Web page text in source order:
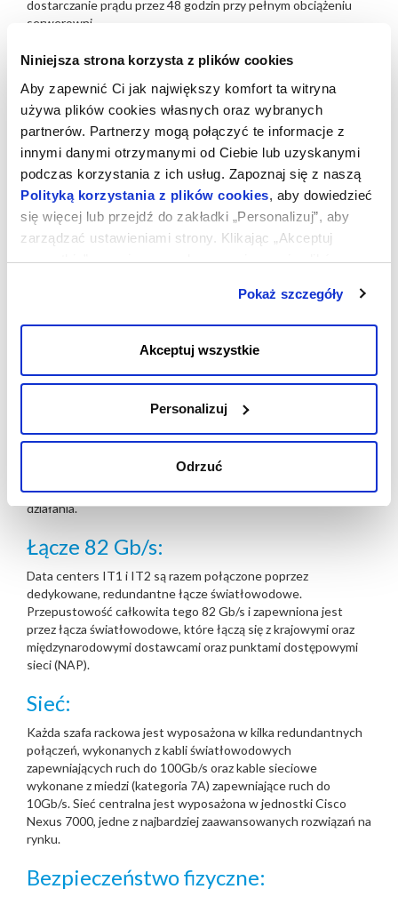
Niniejsza strona korzysta z plików cookies
Aby zapewnić Ci jak największy komfort ta witryna
używa plików cookies własnych oraz wybranych
partnerów. Partnerzy mogą połączyć te informacje z
innymi danymi otrzymanymi od Ciebie lub uzyskanymi
podczas korzystania z ich usług. Zapoznaj się z naszą
Polityką korzystania z plików cookies, aby dowiedzieć
się więcej lub przejdź do zakładki „Personalizuj”, aby
zarządzać ustawieniami strony. Klikając „Akceptuj
wszystkie”, wyrażasz zgodę na zapisywanie plików
akceptujesz przechowywanie tylko niezbędnych plików
cookies.
Pokaż szczegóły
Akceptuj wszystkie
Personalizuj
Odrzuć
dostarczanie prądu przez 48 godzin przy pełnym obciążeniu
serwerowni.
"Zielone" data center:
W trakcie projektowania data center dużą wagę przyłożyliśmy
do jego energooszczędności. Cały system klimatyzacji
serwerowni jest wyposażony w bardzo efektywne urządzenia,
które połączone są ze sobą w sieć. System jest
optymalizowany tak aby dopasować jego moc do aktualnej
sytuacji.
Budynki są wyposażone w system free-cooling. Poprzez
wykorzystanie powietrza atmosferycznego, które jest
filtrowane, posiada odpowiednią wilgotność i temperaturę,
wyposażone w innowacyjny system zarządzania zimnym
serwerów co także ogranicza zużycie energii.
chroniony przez system UPS:
System klimatyzacyjny serwerowni i pokojów zasilania
zbudowany jest z wielu redundantnych urządzeń, które
niektórych jednostek. Cały system jest chroniony przez
system UPS oraz generatory zasilania aby zapewnić ciągłość
działania.
Łącze 82 Gb/s:
Data centers IT1 i IT2 są razem połączone poprzez
dedykowane, redundantne łącze światłowodowe.
Przepustowość całkowita tego 82 Gb/s i zapewniona jest
przez łącza światłowodowe, które łączą się z krajowymi oraz
międzynarodowymi dostawcami oraz punktami dostępowymi
sieci (NAP).
Sieć:
Każda szafa rackowa jest wyposażona w kilka redundantnych
połączeń, wykonanych z kabli światłowodowych
zapewniających ruch do 100Gb/s oraz kable sieciowe
wykonane z miedzi (kategoria 7A) zapewniające ruch do
10Gb/s. Sieć centralna jest wyposażona w jednostki Cisco
Nexus 7000, jedne z najbardziej zaawansowanych rozwiązań na
rynku.
Bezpieczeństwo fizyczne: